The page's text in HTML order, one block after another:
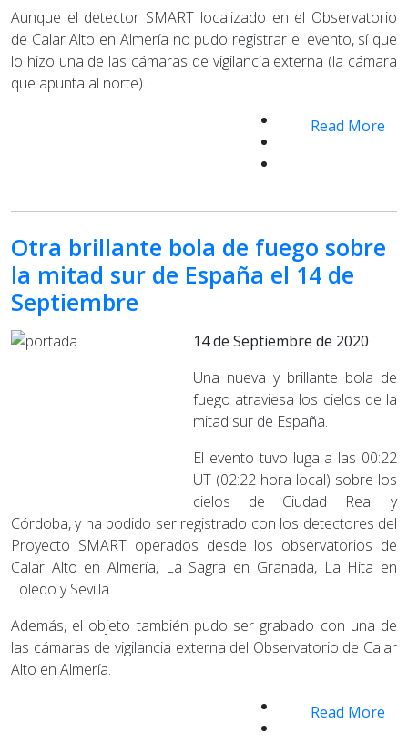
Aunque el detector SMART localizado en el Observatorio
de Calar Alto en Almería no pudo registrar el evento, sí que
lo hizo una de las cámaras de vigilancia externa (la cámara
que apunta al norte).
Read More
Otra brillante bola de fuego sobre
la mitad sur de España el 14 de
Septiembre
14 de Septiembre de 2020
Una nueva y brillante bola de
fuego atraviesa los cielos de la
mitad sur de España.
El evento tuvo luga a las 00:22
UT (02:22 hora local) sobre los
cielos de Ciudad Real y
Córdoba, y ha podido ser registrado con los detectores del
Proyecto SMART operados desde los observatorios de
Calar Alto en Almería, La Sagra en Granada, La Hita en
Toledo y Sevilla.
Además, el objeto también pudo ser grabado con una de
las cámaras de vigilancia externa del Observatorio de Calar
Alto en Almería.
Read More